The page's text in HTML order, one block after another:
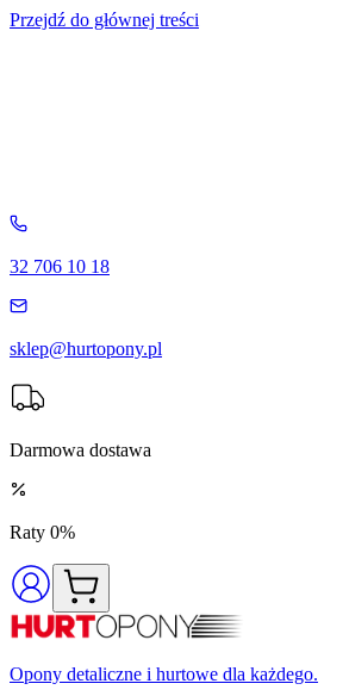
Przejdź do głównej treści
32 706 10 18
sklep@hurtopony.pl
Darmowa dostawa
Raty 0%
Opony detaliczne i hurtowe dla każdego.